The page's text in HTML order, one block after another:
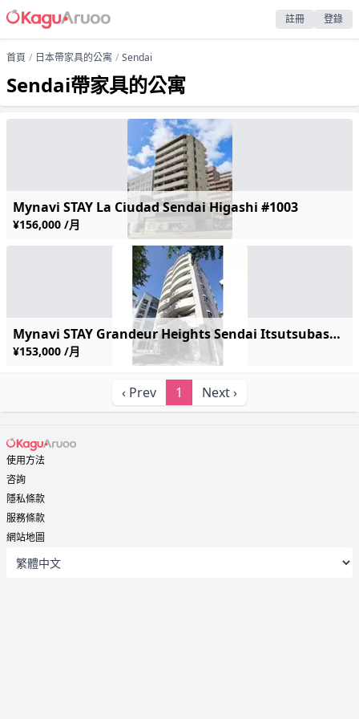
註冊 登錄
首頁 日本帶家具的公寓 Sendai
Sendai帶家具的公寓
Mynavi STAY La Ciudad Sendai Higashi #1003
¥156,000 /月
Mynavi STAY Grandeur Heights Sendai Itsutsubashi-ekimae #703
¥153,000 /月
‹ Prev 1 Next ›
使用方法
咨詢
隱私條款
服務條款
網站地圖